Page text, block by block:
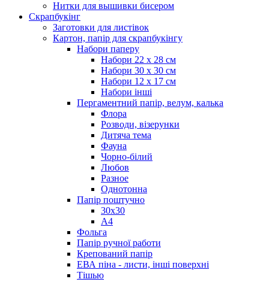
Нитки для вышивки бисером
Скрапбукінг
Заготовки для листівок
Картон, папір для скрапбукінгу
Набори паперу
Набори 22 х 28 см
Набори 30 х 30 см
Набори 12 х 17 см
Набори інші
Пергаментний папір, велум, калька
Флора
Розводи, візерунки
Дитяча тема
Фауна
Чорно-білий
Любов
Разное
Однотонна
Папір поштучно
30х30
А4
Фольга
Папір ручної работи
Крепований папір
ЕВА піна - листи, інші поверхні
Тішью